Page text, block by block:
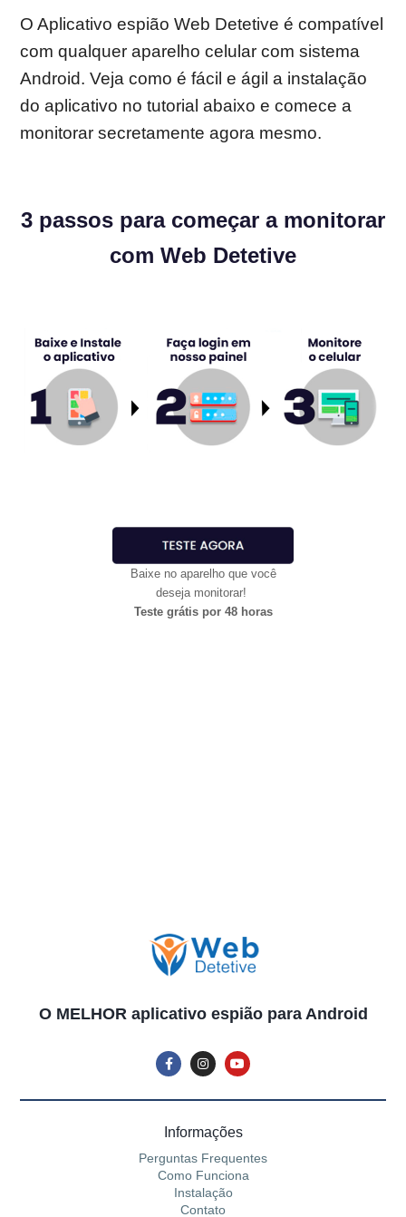
O Aplicativo espião Web Detetive é compatível
com qualquer aparelho celular com sistema
Android. Veja como é fácil e ágil a instalação
do aplicativo no tutorial abaixo e comece a
monitorar secretamente agora mesmo.
3 passos para começar a monitorar
com Web Detetive
Baixe no aparelho que você
deseja monitorar!
Teste grátis por 48 horas
O MELHOR aplicativo espião para Android
Informações
Perguntas Frequentes
Como Funciona
Instalação
Contato